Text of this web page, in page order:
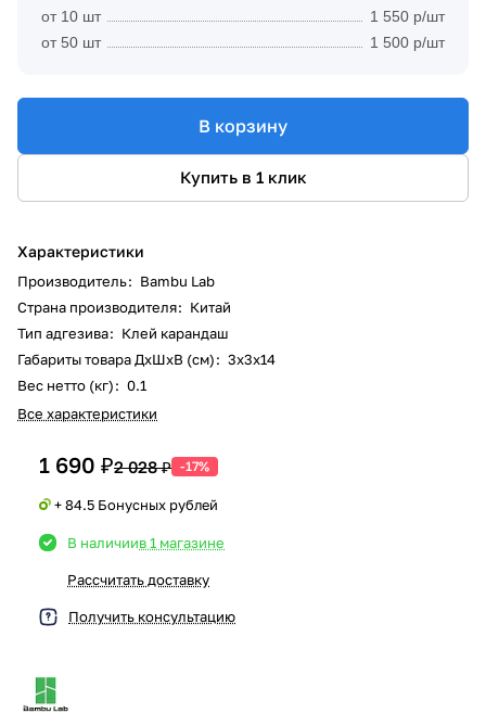
от 10 шт
1 550 р/шт
от 50 шт
1 500 р/шт
В корзину
Купить в 1 клик
Характеристики
Производитель: Bambu Lab
Страна производителя: Китай
Тип адгезива: Клей карандаш
Габариты товара ДxШxВ (см): 3x3x14
Вес нетто (кг): 0.1
Все характеристики
1 690 ₽2 028 ₽ -17%
+ 84.5 Бонусных рублей
В наличиив 1 магазине
Рассчитать доставку
Получить консультацию